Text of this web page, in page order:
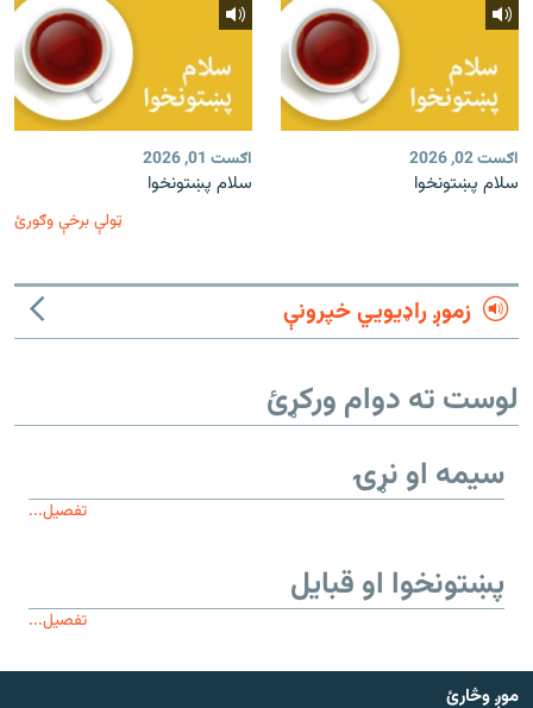
اګست 02, 2026
سلام پښتونخوا
اګست 01, 2026
سلام پښتونخوا
ټولې برخې وګورئ
زموږ راډیويي خپرونې
لوست ته دوام ورکړئ
سیمه او نړۍ
تفصیل...
پښتونخوا او قبایل
تفصیل...
موږ وڅارئ